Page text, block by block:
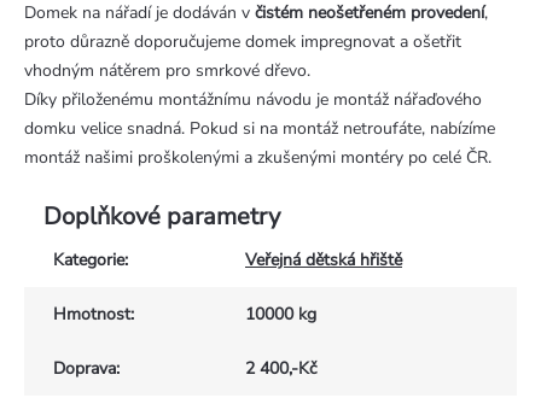
Domek na nářadí je dodáván v čistém neošetřeném provedení,
proto důrazně doporučujeme domek impregnovat a ošetřit
vhodným nátěrem pro smrkové dřevo.
Díky přiloženému montážnímu návodu je montáž nářaďového
domku velice snadná. Pokud si na montáž netroufáte, nabízíme
montáž našimi proškolenými a zkušenými montéry po celé ČR.
Doplňkové parametry
Kategorie: Veřejná dětská hřiště
Hmotnost: 10000 kg
Doprava: 2 400,-Kč